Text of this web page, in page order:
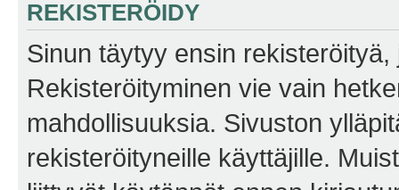
REKISTERÖIDY
Sinun täytyy ensin
Rekisteröityminen vie vain
mahdollisuuksia. Sivuston
rekisteröityneille käyttäjille.